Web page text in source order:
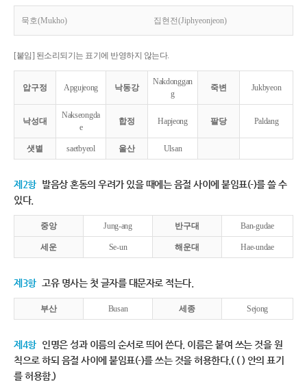
묵호(Mukho) 집현전(Jiphyeonjeon)
[붙임] 된소리되기는 표기에 반영하지 않는다.
압구정 Apgujeong 낙동강
Nakdonggan
g
죽변 Jukbyeon
낙성대
Nakseongda
e
합정 Hapjeong 팔당 Paldang
샛별 saetbyeol 울산 Ulsan
제2항 발음상 혼동의 우려가 있을 때에는 음절 사이에 붙임표(-)를 쓸 수
있다.
중앙 Jung-ang 반구대 Ban-gudae
세운 Se-un 해운대 Hae-undae
제3항 고유 명사는 첫 글자를 대문자로 적는다.
부산 Busan 세종 Sejong
제4항 인명은 성과 이름의 순서로 띄어 쓴다. 이름은 붙여 쓰는 것을 원
칙으로 하되 음절 사이에 붙임표(-)를 쓰는 것을 허용한다.( ( ) 안의 표기
를 허용함.)